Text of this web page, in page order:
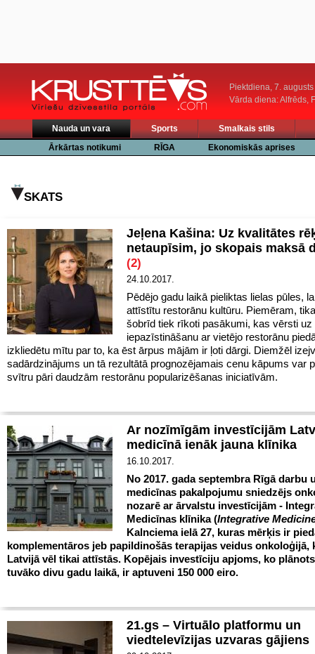
Piektdiena, 7. augusts
Vārda diena: Alfrēds,
Nauda un vara Sports
Smalkais stils
Ārkārtas notikumi
RĪGA Ekonomiskās aprises
SKATS
Jeļena Kašina: Uz kvalitātes
netaupīsim, jo skopais maksā
(2)
24.10.2017.
Pēdējo gadu laikā pieliktas lielas pūles,
attīstītu restorānu kultūru. Piemēram,
šobrīd tiek rīkoti pasākumi, kas vērsti uz
iepazīstināšanu ar vietējo restorānu
izkliedētu mītu par to, ka ēst ārpus mājām ir ļoti dārgi. Diemžēl
sadārdzinājums un tā rezultātā prognozējamais cenu kāpums var
svītru pāri daudzām restorānu popularizēšanas iniciatīvām.
Ar nozīmīgām investīcijām
medicīnā ienāk jauna klīnika
16.10.2017.
No 2017. gada septembra Rīgā darbu
medicīnas pakalpojumu sniedzējs
nozarē ar ārvalstu investīcijām -
Medicīnas klīnika (Integrative
Kalnciema ielā 27, kuras mērķis ir
komplementāros jeb papildinošās terapijas veidus onkoloģijā,
Latvijā vēl tikai attīstās. Kopējais investīciju apjoms, ko
tuvāko divu gadu laikā, ir aptuveni 150 000 eiro.
21.gs – Virtuālo platformu un
viedtelevīzijas uzvaras gājiens